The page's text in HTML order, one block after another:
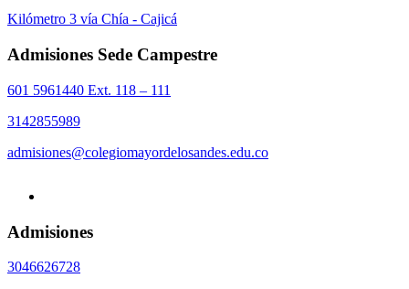
Kilómetro 3 vía Chía - Cajicá
Admisiones Sede Campestre
601 5961440 Ext. 118 – 111
3142855989
admisiones@colegiomayordelosandes.edu.co
Admisiones
3046626728